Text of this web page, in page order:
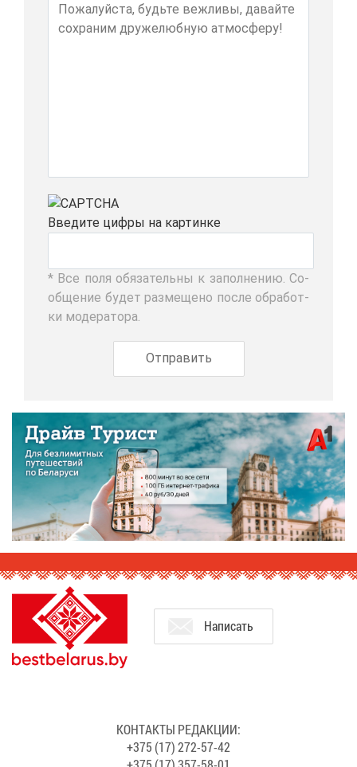
Вве­ди­те циф­ры на кар­тин­ке
* Все по­ля обя­за­тель­ны к за­пол­не­нию. Со­
об­ще­ние бу­дет раз­ме­ще­но по­сле об­ра­бот­
ки мо­де­ра­то­ра.
На­пи­сать
КОН­ТАК­ТЫ РЕ­ДАК­ЦИИ:
+375 (17) 272-57-42